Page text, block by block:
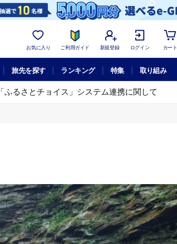
お気に入り ご利用ガイド 新規登録 ログイン カート
旅先を探す ランキング 特集 取り組み
「ふるさとチョイス」システム連携に関して